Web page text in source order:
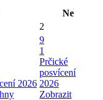
Ne
2
2026
9
1
Prčické
posvícení
2026
Zobrazit